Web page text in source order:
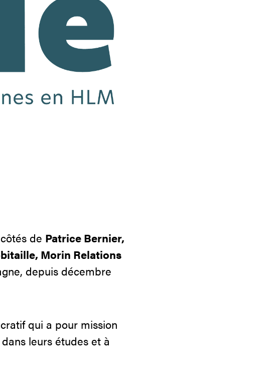
de Patrice Bernier,
Morin Relations
depuis décembre
qui a pour mission
leurs études et à